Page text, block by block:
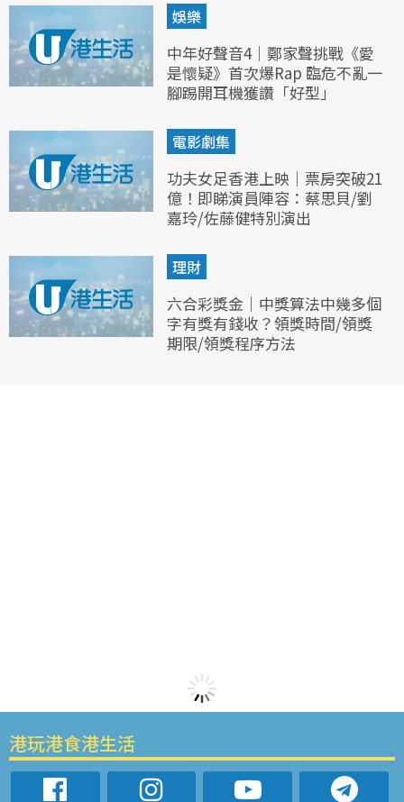
娛樂
中年好聲音4｜鄭家聲挑戰《愛
是懷疑》首次爆Rap 臨危不亂一
腳踢開耳機獲讚「好型」
電影劇集
功夫女足香港上映｜票房突破21
億！即睇演員陣容：蔡思貝/劉
嘉玲/佐藤健特別演出
理財
六合彩獎金｜中獎算法中幾多個
字有獎有錢收？領獎時間/領獎
期限/領獎程序方法
港玩港食港生活